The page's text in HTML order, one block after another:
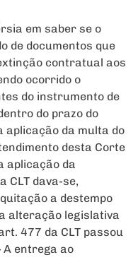
em saber se o
de documentos que
contratual aos
ocorrido o
do instrumento de
do prazo do
aplicação da multa do
desta Corte
aplicação da
CLT dava-se,
a destempo
alteração legislativa
477 da CLT passou
A entrega ao